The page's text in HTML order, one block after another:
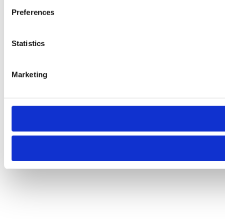
Preferences
Statistics
Marketing